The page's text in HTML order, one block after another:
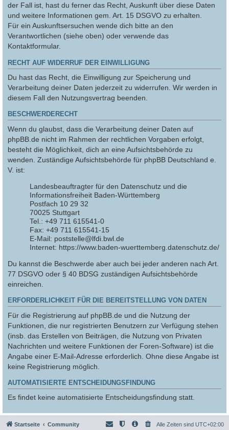
der Fall ist, hast du ferner das Recht, Auskunft über diese Daten
und weitere Informationen gem. Art. 15 DSGVO zu erhalten.
Für ein Auskunftsersuchen wende dich bitte an den
Verantwortlichen (siehe oben) oder verwende das
Kontaktformular.
RECHT AUF WIDERRUF DER EINWILLIGUNG
Du hast das Recht, die Einwilligung zur Speicherung und
Verarbeitung deiner Daten jederzeit zu widerrufen. Wir werden in
diesem Fall den Nutzungsvertrag beenden.
BESCHWERDERECHT
Wenn du glaubst, dass die Verarbeitung deiner Daten auf
phpBB.de nicht im Rahmen der rechtlichen Vorgaben erfolgt,
besteht die Möglichkeit, dich an eine Aufsichtsbehörde zu
wenden. Zuständige Aufsichtsbehörde für phpBB Deutschland e.
V. ist:
Landesbeauftragter für den Datenschutz und die
Informationsfreiheit Baden-Württemberg
Postfach 10 29 32
70025 Stuttgart
Tel.: +49 711 615541-0
Fax: +49 711 615541-15
E-Mail: poststelle@lfdi.bwl.de
Internet: https://www.baden-wuerttemberg.datenschutz.de/
Du kannst die Beschwerde aber auch bei jeder anderen nach Art.
77 DSGVO oder § 40 BDSG zuständigen Aufsichtsbehörde
einreichen.
ERFORDERLICHKEIT FÜR DIE BEREITSTELLUNG VON DATEN
Für die Registrierung auf phpBB.de und die Nutzung der
Funktionen, die nur registrierten Benutzern zur Verfügung stehen
(insb. das Erstellen von Beiträgen, die Nutzung von Privaten
Nachrichten und weitere Funktionen der Foren-Software) ist die
Angabe einer E-Mail-Adresse erforderlich. Ohne diese Angabe ist
keine Registrierung möglich.
AUTOMATISIERTE ENTSCHEIDUNGSFINDUNG
Es findet keine automatisierte Entscheidungsfindung statt.
Startseite Community Alle Zeiten sind UTC+02:00